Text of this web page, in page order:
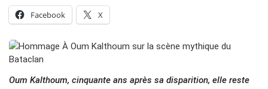
Facebook X
Oum Kalthoum, cinquante ans après sa disparition, elle reste